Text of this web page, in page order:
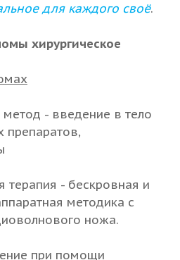
для каждого своё.
хирургическое
- введение в тело
препаратов,
- бескровная и
методика с
ножа.
при помощи